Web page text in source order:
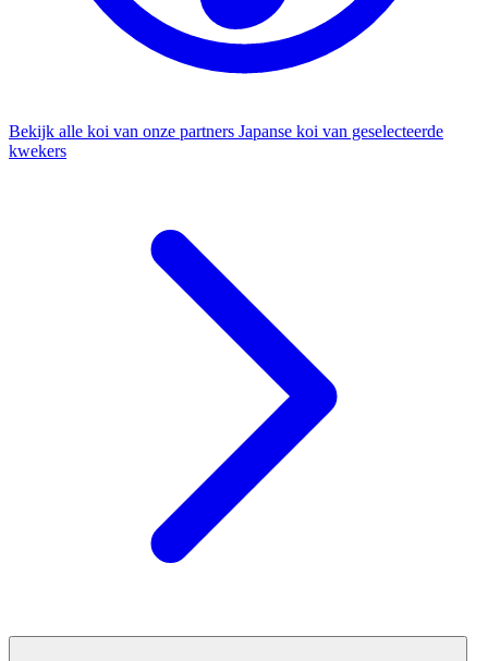
Bekijk alle koi van onze partners Japanse koi van geselecteerde
kwekers